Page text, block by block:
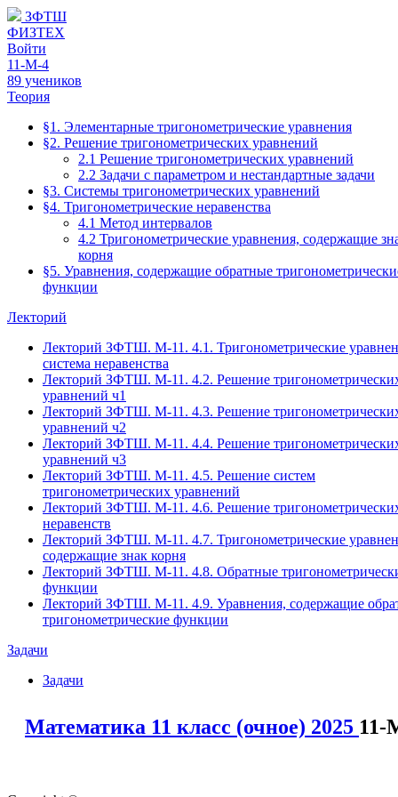
ЗФТШ
ФИЗТЕХ
Войти
11-М-4
89 учеников
Теория
§1. Элементарные тригонометрические уравнения
§2. Решение тригонометрических уравнений
2.1 Решение тригонометрических уравнений
2.2 Задачи с параметром и нестандартные задачи
§3. Системы тригонометрических уравнений
§4. Тригонометрические неравенства
4.1 Метод интервалов
4.2 Тригонометрические уравнения, содержащие
корня
§5. Уравнения, содержащие обратные
функции
Лекторий
Лекторий ЗФТШ. М-11. 4.1. Тригонометрические
система неравенства
Лекторий ЗФТШ. М-11. 4.2. Решение
уравнений ч1
Лекторий ЗФТШ. М-11. 4.3. Решение
уравнений ч2
Лекторий ЗФТШ. М-11. 4.4. Решение
уравнений ч3
Лекторий ЗФТШ. М-11. 4.5. Решение систем
тригонометрических уравнений
Лекторий ЗФТШ. М-11. 4.6. Решение
неравенств
Лекторий ЗФТШ. М-11. 4.7. Тригонометрические
содержащие знак корня
Лекторий ЗФТШ. М-11. 4.8. Обратные
функции
Лекторий ЗФТШ. М-11. 4.9. Уравнения, содержащие
тригонометрические функции
Задачи
Задачи
Математика 11 класс (очное) 2025 11-